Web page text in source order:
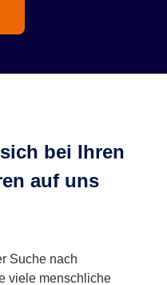
bei Ihren
auf uns
Suche nach
viele menschliche